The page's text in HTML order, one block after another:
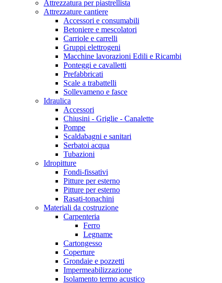
Attrezzatura per piastrellista
Attrezzature cantiere
Accessori e consumabili
Betoniere e mescolatori
Carriole e carrelli
Gruppi elettrogeni
Macchine lavorazioni Edili e Ricambi
Ponteggi e cavalletti
Prefabbricati
Scale a trabattelli
Sollevameno e fasce
Idraulica
Accessori
Chiusini - Griglie - Canalette
Pompe
Scaldabagni e sanitari
Serbatoi acqua
Tubazioni
Idropitture
Fondi-fissativi
Pitture per esterno
Pitture per esterno
Rasati-tonachini
Materiali da costruzione
Carpenteria
Ferro
Legname
Cartongesso
Coperture
Grondaie e pozzetti
Impermeabilizzazione
Isolamento termo acustico